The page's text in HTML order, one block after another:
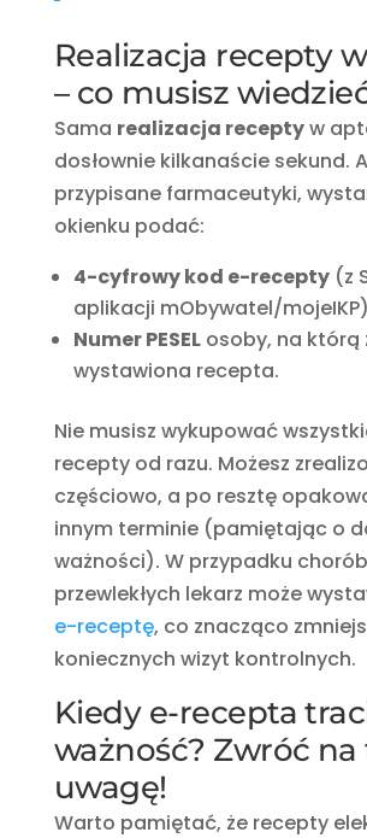
Realizacja recepty
– co musisz
Sama realizacja receptyw
dosłownie kilkanaście sekund.
przypisane farmaceutyki,
okienku podać:
4-cyfrowy kod e-recepty(z
aplikacji mObywatel/
Numer PESELosoby, na którą
wystawiona recepta.
Nie musisz wykupować
recepty od razu. Możesz
częściowo, a po resztę
innym terminie (pamiętając o
ważności). W przypadku chorób
przewlekłych lekarz może
e-receptę, co znacząco
koniecznych wizyt kontrolnych.
Kiedy e-recepta
ważność? Zwróć na
uwagę!
Warto pamiętać, że recepty